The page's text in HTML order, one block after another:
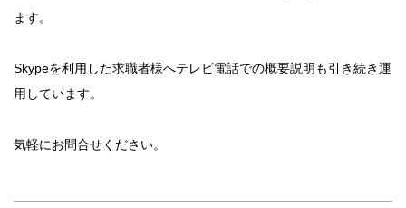
ます。
Skypeを利用した求職者様へテレビ電話での概要説明も引き続き運
用しています。
気軽にお問合せください。